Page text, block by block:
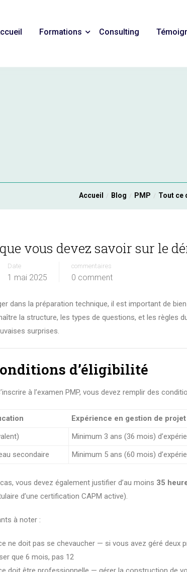
Formations Consulting
Accueil Blog PMP Tout ce
vous devez savoir sur le
Date
1 mai 2025
commentaires
0 comment
dans la préparation technique, il est important de
la structure, les types de questions, et les règles
surprises.
d’éligibilité
à l’examen PMP, vous devez remplir des
Expérience en gestion de
Minimum 3 ans (36 mois)
secondaire
Minimum 5 ans (60 mois)
vous devez également justifier d’au moins 35
d’une certification CAPM active).
à noter :
ne doit pas se chevaucher — si vous avez géré
que 6 mois, pas 12